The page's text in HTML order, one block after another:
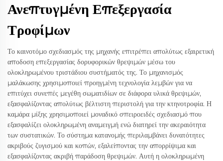
Ανεπτυγμένη Επεξεργασία
Τροφίμων
Το καινοτόμο σχεδιασμός της μηχανής επιτρέπει απολύτως εξαιρετική
αποδοση επεξεργασίας δορυφορικών θρεψιμών μέσω του
ολοκληρωμένου τριστάδιου συστήματός της. Το μηχανισμός
μαλάκωσης χρησιμοποιεί προηγμένη τεχνολογία λεμβών για να
επιτύχει συνεπές μεγέθη σωματιδίων σε διάφορα υλικά θρεψιμών,
εξασφαλίζοντας απολύτως βέλτιστη περιστολή για την κτηνοτροφία. Η
καμάρα μίξης χρησιμοποιεί μοναδικό σπειροειδές σχεδιασμό που
εξασφαλίζει ολοκληρωμένη αναμειγμή ενώ διατηρεί την ακεραιότητα
των συστατικών. Το σύστημα κατανομής περιλαμβάνει δυνατότητες
ακριβούς ζυγισμού και κοπών, εξαλείποντας την απορρίψιμα και
εξασφαλίζοντας ακριβή παράδοση θρεψιμών. Αυτή η ολοκληρωμένη